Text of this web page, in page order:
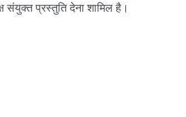
संयुक्त प्रस्तुति देना शामिल है।